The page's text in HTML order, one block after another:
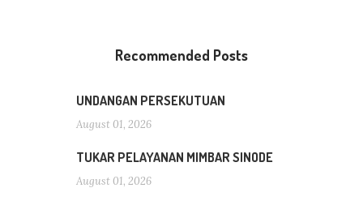
Recommended Posts
UNDANGAN PERSEKUTUAN
August 01, 2026
TUKAR PELAYANAN MIMBAR SINODE
August 01, 2026